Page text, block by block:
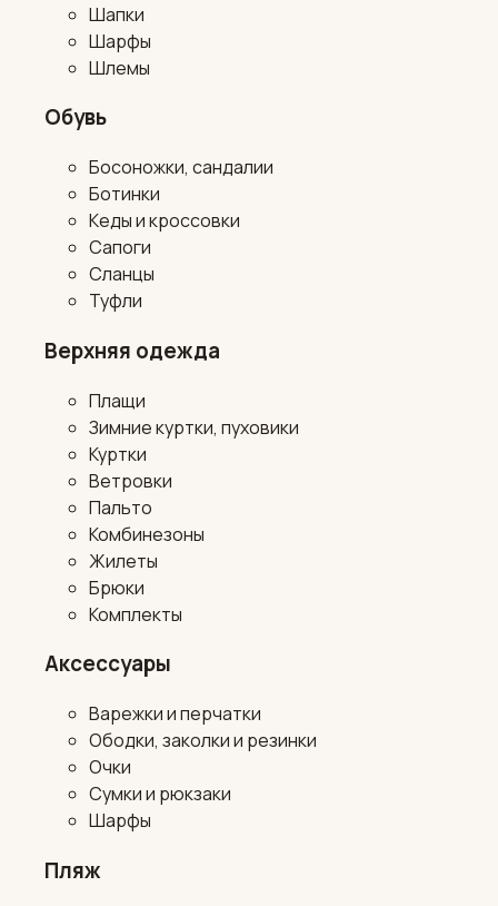
Шапки
Шарфы
Шлемы
Обувь
Босоножки, сандалии
Ботинки
Кеды и кроссовки
Сапоги
Сланцы
Туфли
Верхняя одежда
Плащи
Зимние куртки, пуховики
Куртки
Ветровки
Пальто
Комбинезоны
Жилеты
Брюки
Комплекты
Аксессуары
Варежки и перчатки
Ободки, заколки и резинки
Очки
Сумки и рюкзаки
Шарфы
Пляж